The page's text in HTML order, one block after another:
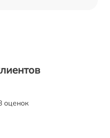
оценок